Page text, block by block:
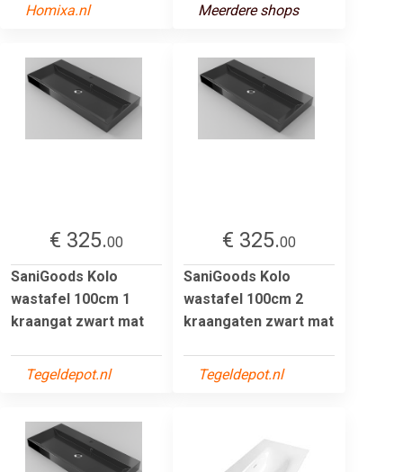
Homixa.nl
Meerdere shops
€ 325.00
SaniGoods Kolo
wastafel 100cm 1
kraangat zwart mat
Tegeldepot.nl
€ 325.00
SaniGoods Kolo
wastafel 100cm 2
kraangaten zwart mat
Tegeldepot.nl